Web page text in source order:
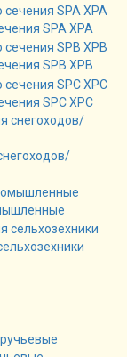
SPA XPA
SPB XPB
SPC XPC